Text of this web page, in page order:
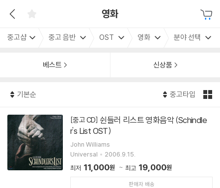
영화
중고샵 중고 음반 OST 영화 분야 선택
베스트 신상품
기본순 중고타입
[중고 CD] 쉰들러 리스트 영화음악 (Schindle
r's List OST)
John Williams
Universal
2006.9.15.
최저 11,000원 최고 19,000원
판매자 배송